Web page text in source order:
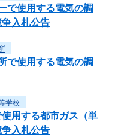
で使用する電気の調
入札公告
で使用する電気の調
学校
用する都市ガス（単
入札公告